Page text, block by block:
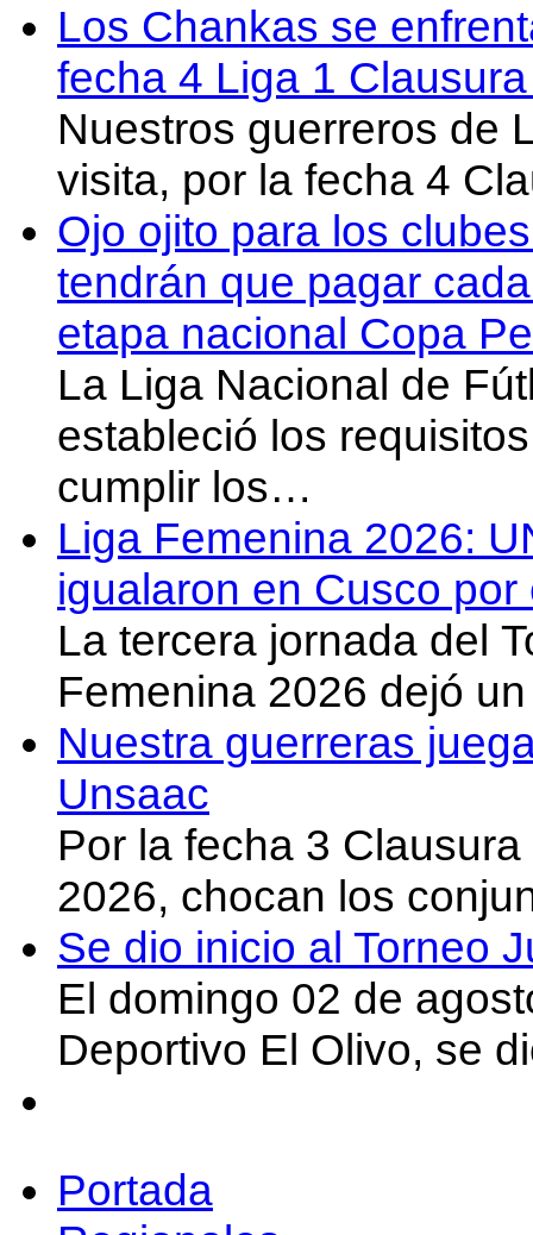
Los Chankas se
fecha 4 Liga 1
Nuestros guerreros de
visita, por la fecha 4
Ojo ojito para los
tendrán que pagar
etapa nacional Copa
La Liga Nacional de
estableció los
cumplir los…
Liga Femenina 2026:
igualaron en Cusco
La tercera jornada del
Femenina 2026 dejó
Nuestra guerreras
Unsaac
Por la fecha 3
2026, chocan los
Se dio inicio al Torneo
El domingo 02 de
Deportivo El Olivo, se
Portada